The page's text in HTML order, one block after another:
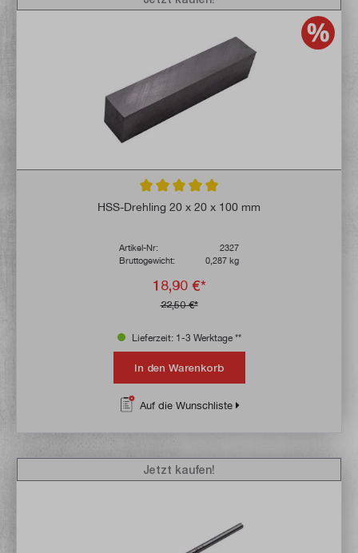
Durchschnittliche Bewertung von 5 von 5
HSS-Drehling 20 x 20 x 100 mm
Artikel-Nr:
2327
Bruttogewicht:
0,287 kg
18,90 €*
22,50 €*
Lieferzeit: 1-3 Werktage **
In den Warenkorb
Auf die Wunschliste
Jetzt kaufen!